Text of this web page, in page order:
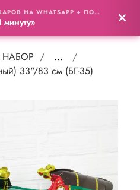
0
...
33"/83 см (БГ-35)
ПОЛУЧИТЕ ПОДБОРКУ ШАРОВ НА WHATSAPP + ПОДАРОК